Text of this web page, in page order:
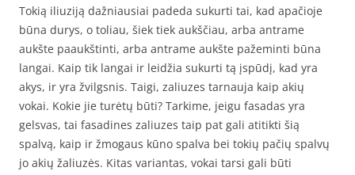
Tokią iliuziją dažniausiai padeda sukurti tai, kad apačioje
būna durys, o toliau, šiek tiek aukščiau, arba antrame
aukšte paaukštinti, arba antrame aukšte pažeminti būna
langai. Kaip tik langai ir leidžia sukurti tą įspūdį, kad yra
akys, ir yra žvilgsnis. Taigi, zaliuzes tarnauja kaip akių
vokai. Kokie jie turėtų būti? Tarkime, jeigu fasadas yra
gelsvas, tai fasadines zaliuzes taip pat gali atitikti šią
spalvą, kaip ir žmogaus kūno spalva bei tokių pačių spalvų
jo akių žaliuzės. Kitas variantas, vokai tarsi gali būti